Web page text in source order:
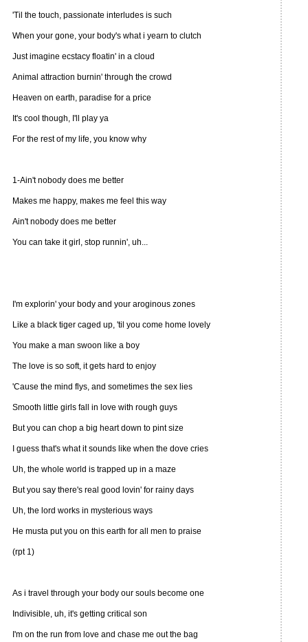
'Til the touch, passionate interludes is such
When your gone, your body's what i yearn to clutch
Just imagine ecstacy floatin' in a cloud
Animal attraction burnin' through the crowd
Heaven on earth, paradise for a price
It's cool though, I'll play ya
For the rest of my life, you know why
1-Ain't nobody does me better
Makes me happy, makes me feel this way
Ain't nobody does me better
You can take it girl, stop runnin', uh...
I'm explorin' your body and your aroginous zones
Like a black tiger caged up, 'til you come home lovely
You make a man swoon like a boy
The love is so soft, it gets hard to enjoy
'Cause the mind flys, and sometimes the sex lies
Smooth little girls fall in love with rough guys
But you can chop a big heart down to pint size
I guess that's what it sounds like when the dove cries
Uh, the whole world is trapped up in a maze
But you say there's real good lovin' for rainy days
Uh, the lord works in mysterious ways
He musta put you on this earth for all men to praise
(rpt 1)
As i travel through your body our souls become one
Indivisible, uh, it's getting critical son
I'm on the run from love and chase me out the bag